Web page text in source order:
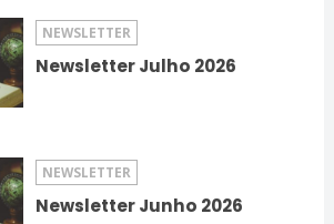
NEWSLETTER
Newsletter Julho 2026
NEWSLETTER
Newsletter Junho 2026